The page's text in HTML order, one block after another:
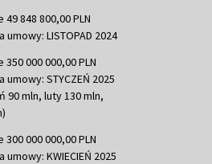
848 800,00 PLN
LISTOPAD 2024
000 000,00 PLN
STYCZEŃ 2025
90 mln, luty 130 mln,
000 000,00 PLN
KWIECIEŃ 2025